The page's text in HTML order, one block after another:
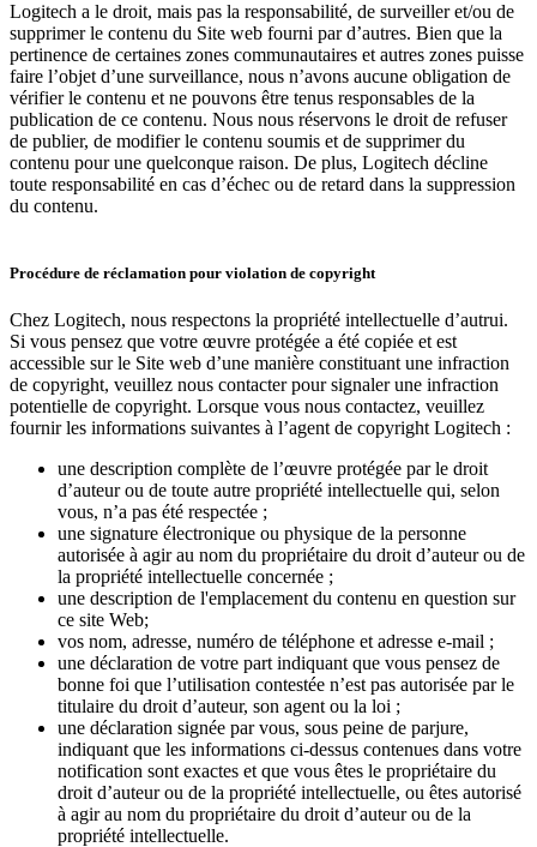
Logitech a le droit, mais pas la responsabilité, de surveiller et/ou de
supprimer le contenu du Site web fourni par d’autres. Bien que la
pertinence de certaines zones communautaires et autres zones puisse
faire l’objet d’une surveillance, nous n’avons aucune obligation de
vérifier le contenu et ne pouvons être tenus responsables de la
publication de ce contenu. Nous nous réservons le droit de refuser
de publier, de modifier le contenu soumis et de supprimer du
contenu pour une quelconque raison. De plus, Logitech décline
toute responsabilité en cas d’échec ou de retard dans la suppression
du contenu.
Procédure de réclamation pour violation de copyright
Chez Logitech, nous respectons la propriété intellectuelle d’autrui.
Si vous pensez que votre œuvre protégée a été copiée et est
accessible sur le Site web d’une manière constituant une infraction
de copyright, veuillez nous contacter pour signaler une infraction
potentielle de copyright. Lorsque vous nous contactez, veuillez
fournir les informations suivantes à l’agent de copyright Logitech :
une description complète de l’œuvre protégée par le droit
d’auteur ou de toute autre propriété intellectuelle qui, selon
vous, n’a pas été respectée ;
une signature électronique ou physique de la personne
autorisée à agir au nom du propriétaire du droit d’auteur ou de
la propriété intellectuelle concernée ;
une description de l'emplacement du contenu en question sur
ce site Web;
vos nom, adresse, numéro de téléphone et adresse e-mail ;
une déclaration de votre part indiquant que vous pensez de
bonne foi que l’utilisation contestée n’est pas autorisée par le
titulaire du droit d’auteur, son agent ou la loi ;
une déclaration signée par vous, sous peine de parjure,
indiquant que les informations ci-dessus contenues dans votre
notification sont exactes et que vous êtes le propriétaire du
droit d’auteur ou de la propriété intellectuelle, ou êtes autorisé
à agir au nom du propriétaire du droit d’auteur ou de la
propriété intellectuelle.